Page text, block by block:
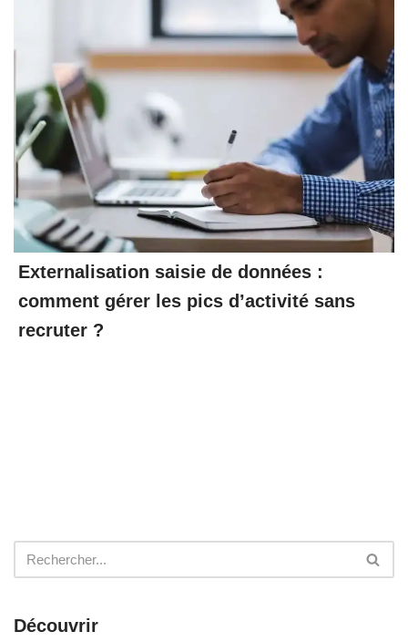
Externalisation saisie de données :
comment gérer les pics d’activité sans
recruter ?
Découvrir